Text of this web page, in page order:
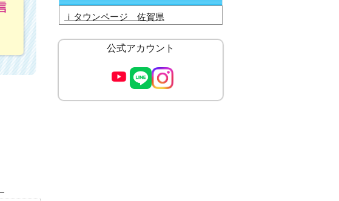
ｉタウンページ 佐賀県
公式アカウント